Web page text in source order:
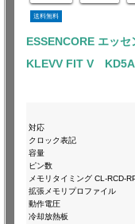
送料無料
ESSENCORE エッセ
KLEVV FIT V
対応
クロック表記
容量
ピン数
メモリタイミング CL-RCD-
拡張メモリプロファイル
動作電圧
冷却放熱板